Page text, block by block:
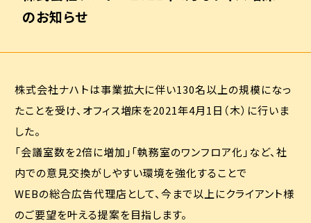
のお知らせ
株式会社ナハトは事業拡大に伴い130名以上の規模になっ
たことを受け、オフィス増床を2021年4月1日（木）に行いま
した。
「会議室数を2倍に増加」「執務室のワンフロア化」など、社
内での意見交換がしやすい環境を強化することで
WEBの総合広告代理店として、今まで以上にクライアント様
のご要望を叶える提案を目指します。